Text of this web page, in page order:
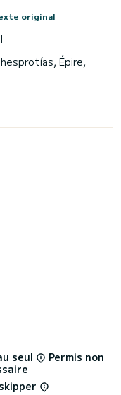
original
Épire,
seul
Permis non